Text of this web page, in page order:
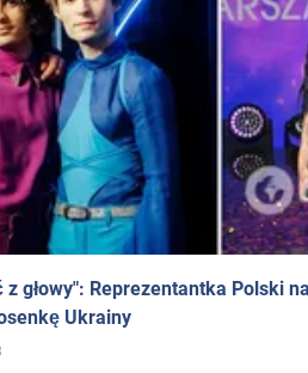
głowy": Reprezentantka Polski
Ukrainy